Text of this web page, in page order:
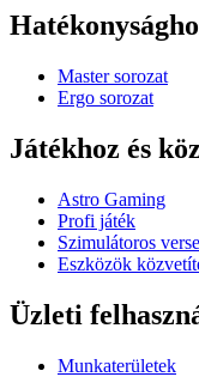
Master sorozat
Ergo sorozat
Játékhoz és
Astro Gaming
Profi játék
Szimulátoros
Eszközök
Üzleti
Munkaterületek